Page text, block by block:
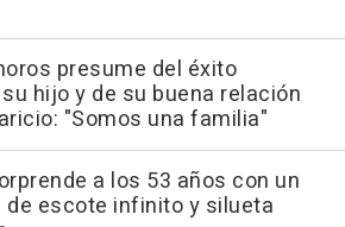
presume del éxito
hijo y de su buena relación
"Somos una familia"
a los 53 años con un
de escote infinito y silueta